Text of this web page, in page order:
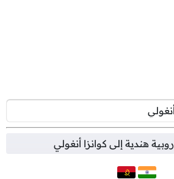
روبية هندية إلى كوانزا أنغولي